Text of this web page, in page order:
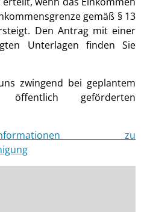
gemäß § 13
Den Antrag mit einer
Unterlagen finden Sie
zwingend bei geplantem
geförderten
zu